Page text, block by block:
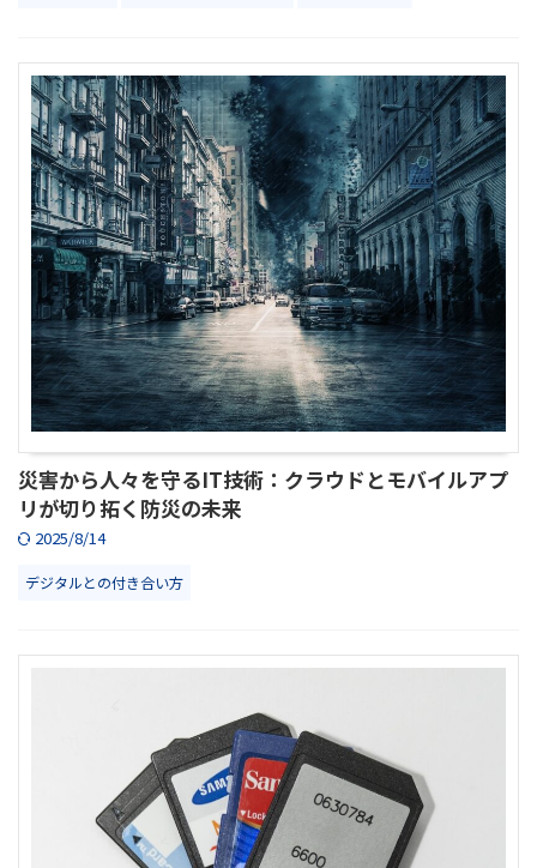
災害から人々を守るIT技術：クラウドとモバイルアプ
リが切り拓く防災の未来
2025/8/14
デジタルとの付き合い方